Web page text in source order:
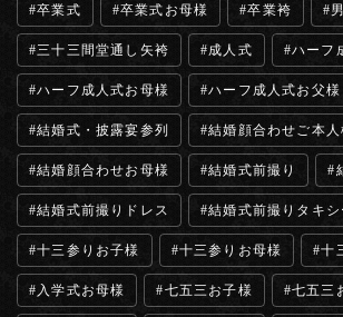
卒業式 卒業式お母様 卒業袴
三十三間堂通し矢袴 成人式 ハーフ
ハーフ成人式お母様 ハーフ成人式お父様
結婚式・披露宴参列 結婚顔合わせご本人
結婚顔合わせお母様 結婚式前撮り
結婚式前撮りドレス 結婚式前撮りタキシ
十三参りお子様 十三参りお母様 十
入学式お母様 七五三お子様 七五三